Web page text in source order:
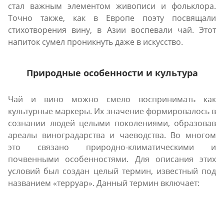
стал важным элементом живописи и фольклора.
Точно также, как в Европе поэту посвящали
стихотворения вину, в Азии воспевали чай. Этот
напиток сумел проникнуть даже в искусство.
Природные особенности и культура
Чай и вино можно смело воспринимать как
культурные маркеры. Их значение формировалось в
сознании людей целыми поколениями, образовав
ареалы виноградарства и чаеводства. Во многом
это связано природно-климатическими и
почвенными особенностями. Для описания этих
условий был создан целый термин, известный под
названием «терруар». Данный термин включает: